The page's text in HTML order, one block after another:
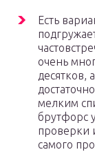
Есть
очень
десятков,
мелким
брутфорс
проверки
самого